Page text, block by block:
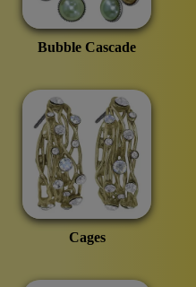
Bubble Cascade
Cages